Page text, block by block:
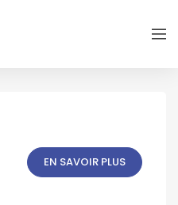
EN SAVOIR PLUS